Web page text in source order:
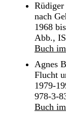
nach
1968
Abb.,
Buch
Agnes
Flucht
1979-
978-3-
Buch